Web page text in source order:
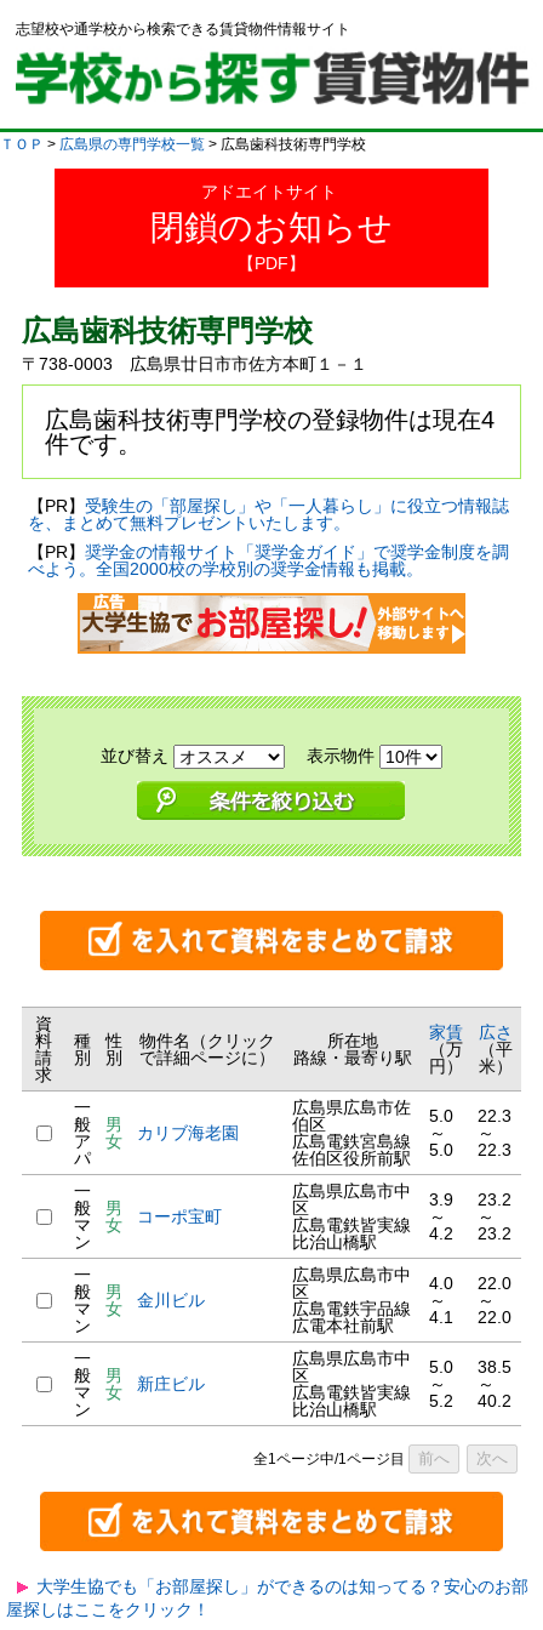
志望校や通学校から検索できる賃貸物件情報サイト
ＴＯＰ > 広島県の専門学校一覧 > 広島歯科技術専門学校
アドエイトサイト
閉鎖のお知らせ
【PDF】
広島歯科技術専門学校
〒738-0003 広島県廿日市市佐方本町１－１
広島歯科技術専門学校の登録物件は現在4
件です。
【PR】 受験生の「部屋探し」や「一人暮らし」に役立つ情報誌
を、まとめて無料プレゼントいたします。
【PR】 奨学金の情報サイト「奨学金ガイド」で奨学金制度を調
べよう。全国2000校の学校別の奨学金情報も掲載。
並び替え 表示物件
資
料
請
求
種
別
性
別
物件名（クリック
で詳細ページに）
所在地
路線・最寄り駅
家賃
（万
円）
広さ
（平
米）
一
般
ア
パ
男
女
カリブ海老園
広島県広島市佐
伯区
広島電鉄宮島線
佐伯区役所前駅
5.0
～
5.0
22.3
～
22.3
一
般
マ
ン
男
女
コーポ宝町
広島県広島市中
区
広島電鉄皆実線
比治山橋駅
3.9
～
4.2
23.2
～
23.2
一
般
マ
ン
男
女
金川ビル
広島県広島市中
区
広島電鉄宇品線
広電本社前駅
4.0
～
4.1
22.0
～
22.0
一
般
マ
ン
男
女
新庄ビル
広島県広島市中
区
広島電鉄皆実線
比治山橋駅
5.0
～
5.2
38.5
～
40.2
全1ページ中/1ページ目 前へ 次へ
大学生協でも「お部屋探し」ができるのは知ってる？安心のお部
屋探しはここをクリック！